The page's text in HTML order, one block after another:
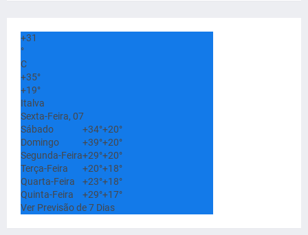
+31
°
C
+35°
+19°
Italva
Sexta-Feira, 07
Sábado
+34°+20°
Domingo
+39°+20°
Segunda-Feira+29°+20°
Terça-Feira
+20°+18°
Quarta-Feira
+23°+18°
Quinta-Feira
+29°+17°
Ver Previsão de 7 Dias